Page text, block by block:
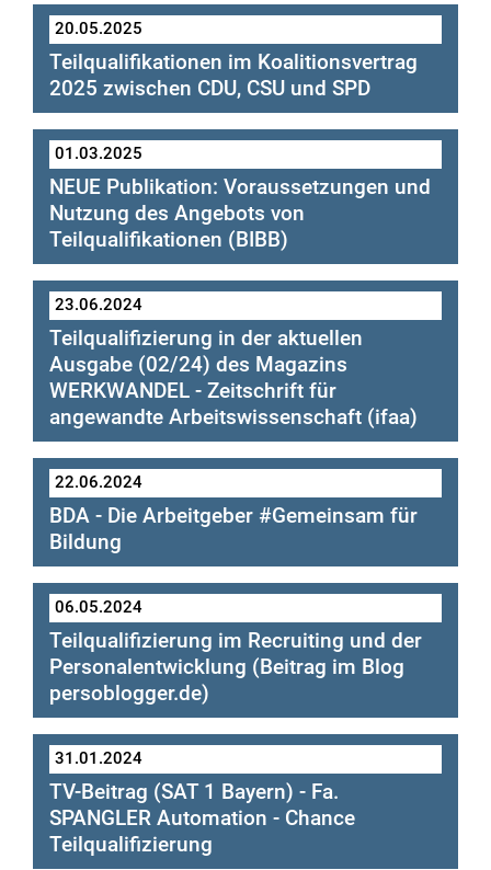
aktuellen Starttermine
von TQ-Maßnahmen unserer
Projektpartner in 2026
20.05.2025
Teilqualifikationen im Koalitionsvertrag
2025 zwischen CDU, CSU und SPD
Koalitionsvertrag
01.03.2025
NEUE Publikation: Voraussetzungen und
Nutzung des Angebots von
Teilqualifikationen (BIBB)
23.06.2024
Teilqualifizierung in der aktuellen
Ausgabe (02/24) des Magazins
WERKWANDEL - Zeitschrift für
angewandte Arbeitswissenschaft (ifaa)
aktuelle Ausgabe des Magazins
Werkwandel 02/24
22.06.2024
BDA - Die Arbeitgeber #Gemeinsam für
Bildung
Arbeitgeberinitiative
Teilqualifizierung (AGI TQ)
Website #ArbeitgeberfürBildung
06.05.2024
Teilqualifizierung im Recruiting und der
Personalentwicklung (Beitrag im Blog
persoblogger.de)
31.01.2024
TV-Beitrag (SAT 1 Bayern) - Fa.
SPANGLER Automation - Chance
Teilqualifizierung